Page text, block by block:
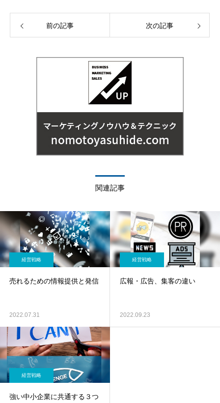
前の記事 次の記事
関連記事
経営戦略
売れるための情報提供と発信
2022.07.31
経営戦略
広報・広告、集客の違い
2022.09.23
経営戦略
強い中小企業に共通する３つ